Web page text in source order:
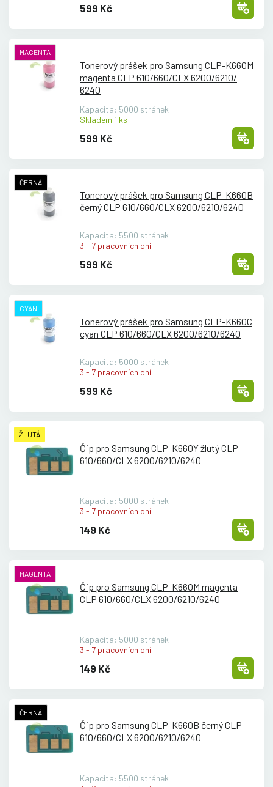
599 Kč
MAGENTA
Tonerový prášek pro Samsung CLP-K660M
magenta CLP 610/660/CLX 6200/6210/
6240
Kapacita: 5000 stránek
Skladem 1 ks
599 Kč
ČERNÁ
Tonerový prášek pro Samsung CLP-K660B
černý CLP 610/660/CLX 6200/6210/6240
Kapacita: 5500 stránek
3 - 7 pracovních dní
599 Kč
CYAN
Tonerový prášek pro Samsung CLP-K660C
cyan CLP 610/660/CLX 6200/6210/6240
Kapacita: 5000 stránek
3 - 7 pracovních dní
599 Kč
ŽLUTÁ
Čip pro Samsung CLP-K660Y žlutý CLP
610/660/CLX 6200/6210/6240
Kapacita: 5000 stránek
3 - 7 pracovních dní
149 Kč
MAGENTA
Čip pro Samsung CLP-K660M magenta
CLP 610/660/CLX 6200/6210/6240
Kapacita: 5000 stránek
3 - 7 pracovních dní
149 Kč
ČERNÁ
Čip pro Samsung CLP-K660B černý CLP
610/660/CLX 6200/6210/6240
Kapacita: 5500 stránek